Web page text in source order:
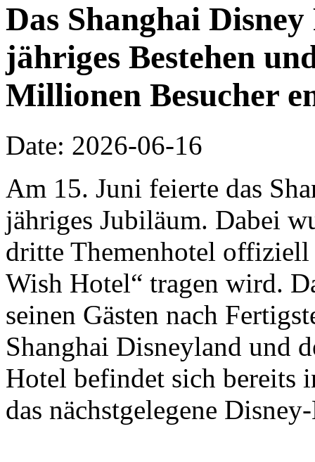
Das Shanghai
jähriges Bestehen
Millionen Besucher
Date: 2026-06-16
Am 15. Juni feierte das
jähriges Jubiläum. Dabei
dritte Themenhotel offiziell
Wish Hotel“ tragen wird.
seinen Gästen nach
Shanghai Disneyland und
Hotel befindet sich bereits
das nächstgelegene